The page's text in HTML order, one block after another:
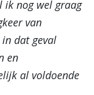
ik nog wel graag
van
dat geval
en
al voldoende